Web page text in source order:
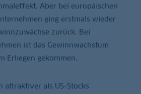
Aber bei europäischen
ging erstmals wieder
zurück. Bei
ist das Gewinnwachstum
Erliegen gekommen.
attraktiver als US-Stocks